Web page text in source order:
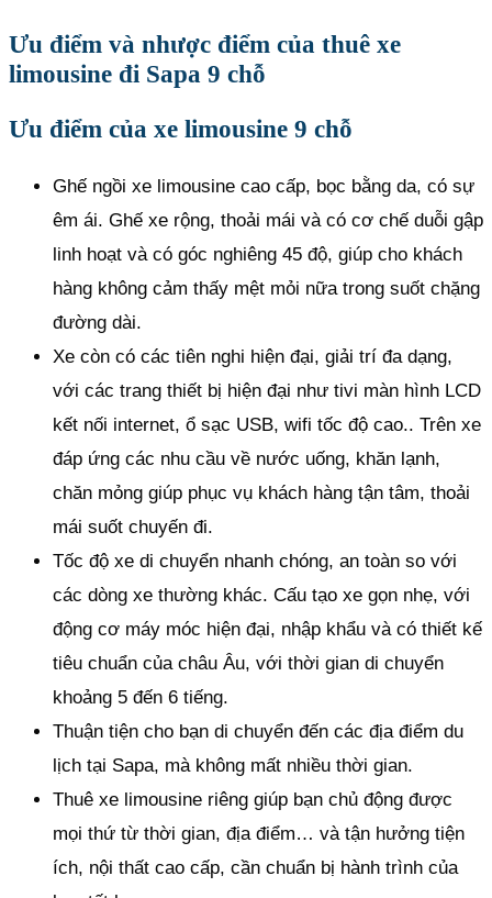
Ưu điểm và nhược điểm của thuê xe
limousine đi Sapa 9 chỗ
Ưu điểm của xe limousine 9 chỗ
Ghế ngồi xe limousine cao cấp, bọc bằng da, có sự
êm ái. Ghế xe rộng, thoải mái và có cơ chế duỗi gập
linh hoạt và có góc nghiêng 45 độ, giúp cho khách
hàng không cảm thấy mệt mỏi nữa trong suốt chặng
đường dài.
Xe còn có các tiên nghi hiện đại, giải trí đa dạng,
với các trang thiết bị hiện đại như tivi màn hình LCD
kết nối internet, ổ sạc USB, wifi tốc độ cao.. Trên xe
đáp ứng các nhu cầu về nước uống, khăn lạnh,
chăn mỏng giúp phục vụ khách hàng tận tâm, thoải
mái suốt chuyến đi.
Tốc độ xe di chuyển nhanh chóng, an toàn so với
các dòng xe thường khác. Cấu tạo xe gọn nhẹ, với
động cơ máy móc hiện đại, nhập khẩu và có thiết kế
tiêu chuẩn của châu Âu, với thời gian di chuyển
khoảng 5 đến 6 tiếng.
Thuận tiện cho bạn di chuyển đến các địa điểm du
lịch tại Sapa, mà không mất nhiều thời gian.
Thuê xe limousine riêng giúp bạn chủ động được
mọi thứ từ thời gian, địa điểm… và tận hưởng tiện
ích, nội thất cao cấp, cần chuẩn bị hành trình của